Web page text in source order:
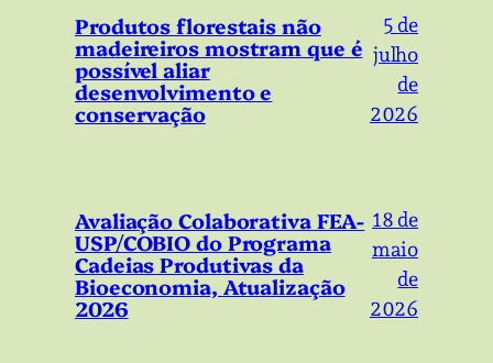
Produtos florestais não
madeireiros mostram que é
possível aliar
desenvolvimento e
conservação
5 de
julho
de
2026
Avaliação Colaborativa FEA-
USP/COBIO do Programa
Cadeias Produtivas da
Bioeconomia, Atualização
2026
18 de
maio
de
2026